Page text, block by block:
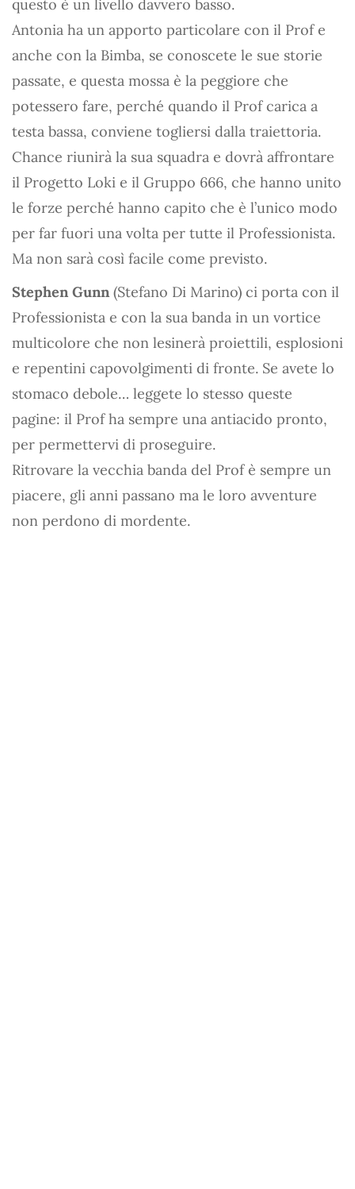
questo è un livello davvero basso.
Antonia ha un apporto particolare con il Prof e
anche con la Bimba, se conoscete le sue storie
passate, e questa mossa è la peggiore che
potessero fare, perché quando il Prof carica a
testa bassa, conviene togliersi dalla traiettoria.
Chance riunirà la sua squadra e dovrà affrontare
il Progetto Loki e il Gruppo 666, che hanno unito
le forze perché hanno capito che è l’unico modo
per far fuori una volta per tutte il Professionista.
Ma non sarà così facile come previsto.
Stephen Gunn (Stefano Di Marino) ci porta con il
Professionista e con la sua banda in un vortice
multicolore che non lesinerà proiettili, esplosioni
e repentini capovolgimenti di fronte. Se avete lo
stomaco debole… leggete lo stesso queste
pagine: il Prof ha sempre una antiacido pronto,
per permettervi di proseguire.
Ritrovare la vecchia banda del Prof è sempre un
piacere, gli anni passano ma le loro avventure
non perdono di mordente.